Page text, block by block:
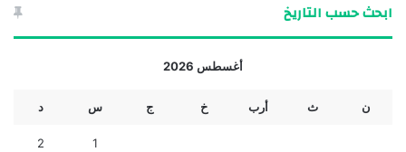
ابحث حسب التاريخ
أغسطس 2026
ن ث أرب خ ج س د
1
2